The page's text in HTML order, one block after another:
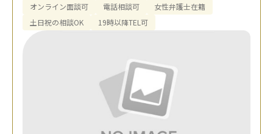
オンライン面談可 電話相談可
女性弁護士在籍
土日祝の相談OK
19時以降TEL可